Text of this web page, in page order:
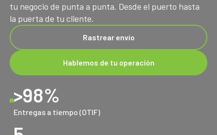
tu negocio de punta a punta. Desde el puerto hasta
la puerta de tu cliente.
Rastrear envío
Hablemos de tu operación
>98%
Entregas a tiempo (OTIF)